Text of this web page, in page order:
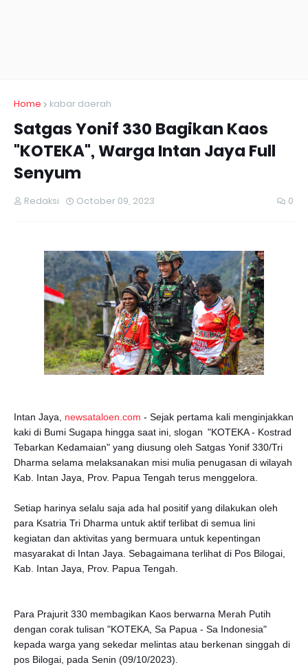
Home kabar daerah
Satgas Yonif 330 Bagikan Kaos
"KOTEKA", Warga Intan Jaya Full
Senyum
Redaksi October 09, 2023 0
Intan Jaya, newsataloen.com - Sejak pertama kali menginjakkan
kaki di Bumi Sugapa hingga saat ini, slogan "KOTEKA - Kostrad
Tebarkan Kedamaian" yang diusung oleh Satgas Yonif 330/Tri
Dharma selama melaksanakan misi mulia penugasan di wilayah
Kab. Intan Jaya, Prov. Papua Tengah terus menggelora.
Setiap harinya selalu saja ada hal positif yang dilakukan oleh
para Ksatria Tri Dharma untuk aktif terlibat di semua lini
kegiatan dan aktivitas yang bermuara untuk kepentingan
masyarakat di Intan Jaya. Sebagaimana terlihat di Pos Bilogai,
Kab. Intan Jaya, Prov. Papua Tengah.
Para Prajurit 330 membagikan Kaos berwarna Merah Putih
dengan corak tulisan "KOTEKA, Sa Papua - Sa Indonesia"
kepada warga yang sekedar melintas atau berkenan singgah di
pos Bilogai, pada Senin (09/10/2023).